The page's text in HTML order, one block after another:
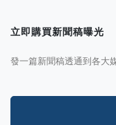
立即購買新聞稿曝光
發一篇新聞稿透通到各大